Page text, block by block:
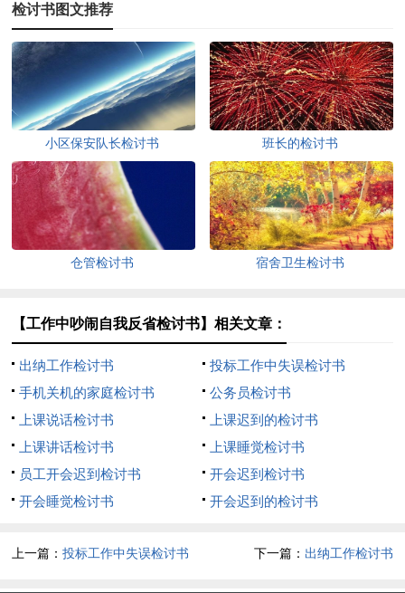
检讨书图文推荐
小区保安队长检讨书 班长的检讨书
仓管检讨书 宿舍卫生检讨书
【工作中吵闹自我反省检讨书】相关文章：
出纳工作检讨书
投标工作中失误检讨书
手机关机的家庭检讨书
公务员检讨书
上课说话检讨书
上课迟到的检讨书
上课讲话检讨书
上课睡觉检讨书
员工开会迟到检讨书
开会迟到检讨书
开会睡觉检讨书
开会迟到的检讨书
上一篇：投标工作中失误检讨书 下一篇： 出纳工作检讨书